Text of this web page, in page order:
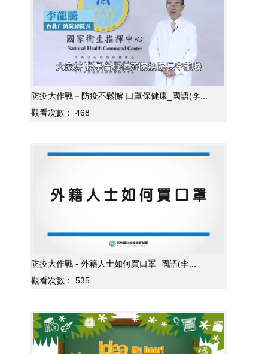
防疫大作戰－防疫不鬆懈 口罩保健康_國語(李...
觀看次數：
468
防疫大作戰 - 外籍人士如何買口罩_國語(李...
觀看次數：
535